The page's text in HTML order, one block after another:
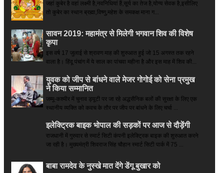
जहां कुबेर है­ वहां लक्ष्मी है,नवनिधियां हैं,सूर्य का तेज है,योग्य सेवक है,इसीलिए
तो कुबेर का स्थान ब्रह्मा,विष्णु,महेश के समकक्ष माना ग...
सावन 2019: महामंत्र से मिलेगी भगवान शिव की विशेष
कृपा
इस वर्ष 17 जुलाई से श्रावण माह की शुरुआत हुई जो 15 अगस्त तक रहने
वाला है। हिंदू पंचांग में ये साल का पांचवा महीना है और इस माह में शिव की...
युवक को जीप से बांधने वाले मेजर गोगोई को सेना प्रमुख
ने किया सम्‍मानित
जम्मू-कश्मीर में चुनाव ड्यूटी पर जा रहे अद्धसैनिक बलों की सुरक्षा के लिए एक
स्थानीय व्यक्ति को कवच के तौर पर जीप पर बांधने के लिए चर्चा ...
इलेक्ट्रिक बाइक भोपाल की सड़कों पर आज से दौड़ेंगी
राजधानी में गुरुवार से स्मार्ट सिटी कंपनी इलेक्ट्रिक बाइक की शुरुआत करने
जा रही है। मुख्यमंत्री शिवराज सिंह चौहान स्मार्ट सिटी पार्क में 75 ...
बाबा रामदेव के नुस्खे मात देंगे डेंगू बुखार को